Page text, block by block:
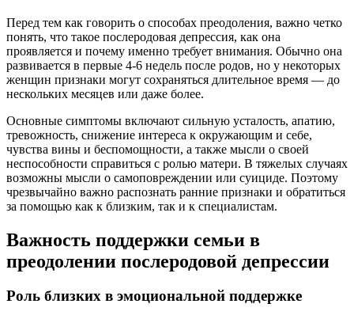
Перед тем как говорить о способах преодоления, важно четко
понять, что такое послеродовая депрессия, как она
проявляется и почему именно требует внимания. Обычно она
развивается в первые 4-6 недель после родов, но у некоторых
женщин признаки могут сохраняться длительное время — до
нескольких месяцев или даже более.
Основные симптомы включают сильную усталость, апатию,
тревожность, снижение интереса к окружающим и себе,
чувства вины и беспомощности, а также мысли о своей
неспособности справиться с ролью матери. В тяжелых случаях
возможны мысли о самоповреждении или суициде. Поэтому
чрезвычайно важно распознать ранние признаки и обратиться
за помощью как к близким, так и к специалистам.
Важность поддержки семьи в
преодолении послеродовой депрессии
Роль близких в эмоциональной поддержке